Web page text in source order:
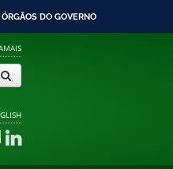
ÓRGÃOS DO GOVERNO